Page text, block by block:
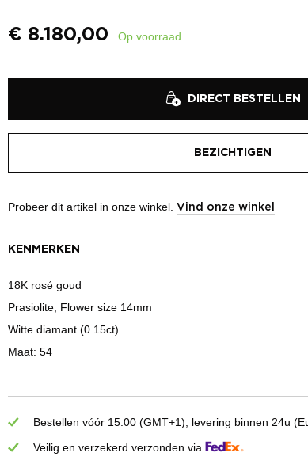
€ 8.180,00 Op voorraad
DIRECT BESTELLEN
BEZICHTIGEN
Probeer dit artikel in onze winkel. Vind onze winkel
KENMERKEN
18K rosé goud
Prasiolite, Flower size 14mm
Witte diamant (0.15ct)
Maat: 54
Bestellen vóór 15:00 (GMT+1), levering binnen 24u
Veilig en verzekerd verzonden via